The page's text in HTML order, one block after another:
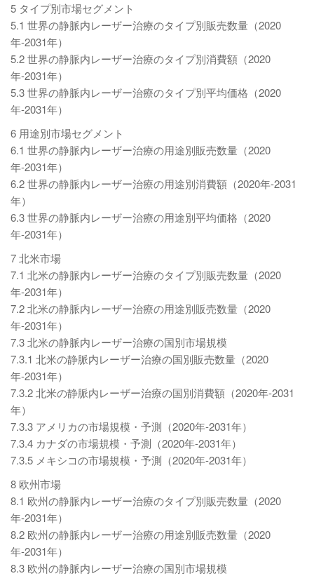
5 タイプ別市場セグメント
5.1 世界の静脈内レーザー治療のタイプ別販売数量（2020
年-2031年）
5.2 世界の静脈内レーザー治療のタイプ別消費額（2020
年-2031年）
5.3 世界の静脈内レーザー治療のタイプ別平均価格（2020
年-2031年）
6 用途別市場セグメント
6.1 世界の静脈内レーザー治療の用途別販売数量（2020
年-2031年）
6.2 世界の静脈内レーザー治療の用途別消費額（2020年-2031
年）
6.3 世界の静脈内レーザー治療の用途別平均価格（2020
年-2031年）
7 北米市場
7.1 北米の静脈内レーザー治療のタイプ別販売数量（2020
年-2031年）
7.2 北米の静脈内レーザー治療の用途別販売数量（2020
年-2031年）
7.3 北米の静脈内レーザー治療の国別市場規模
7.3.1 北米の静脈内レーザー治療の国別販売数量（2020
年-2031年）
7.3.2 北米の静脈内レーザー治療の国別消費額（2020年-2031
年）
7.3.3 アメリカの市場規模・予測（2020年-2031年）
7.3.4 カナダの市場規模・予測（2020年-2031年）
7.3.5 メキシコの市場規模・予測（2020年-2031年）
8 欧州市場
8.1 欧州の静脈内レーザー治療のタイプ別販売数量（2020
年-2031年）
8.2 欧州の静脈内レーザー治療の用途別販売数量（2020
年-2031年）
8.3 欧州の静脈内レーザー治療の国別市場規模